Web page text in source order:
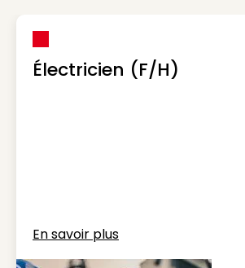
Électricien (F/H)
En savoir plus